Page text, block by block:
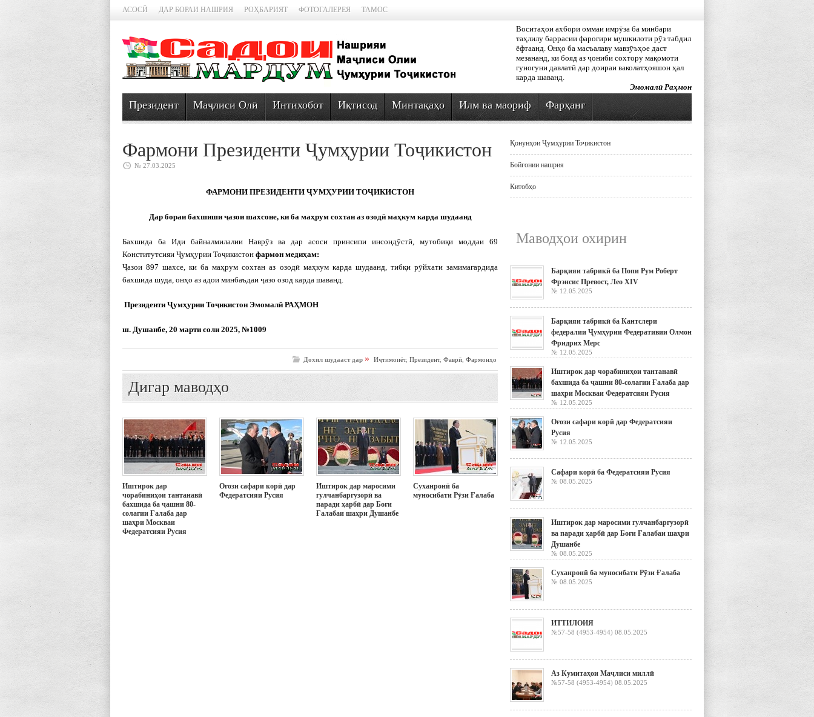
АСОСӢ ДАР БОРАИ НАШРИЯ РОҲБАРИЯТ ФОТОГАЛЕРЕЯ ТАМОС
Воситаҳои ахбори оммаи имрӯза ба минбари
таҳлилу баррасии фарогири мушкилоти рӯз табдил
ёфтаанд. Онҳо ба масъалаву мавзӯъҳое даст
мезананд, ки бояд аз ҷониби сохтору мақомоти
гуногуни давлатӣ дар доираи ваколатҳояшон ҳал
карда шаванд.
Эмомалӣ Раҳмон
Президент Маҷлиси Олӣ Интихобот Иқтисод Минтақаҳо Илм ва маориф Фарҳанг
Фармони Президенти Ҷумҳурии Тоҷикистон
№ 27.03.2025
ФАРМОНИ ПРЕЗИДЕНТИ ҶУМҲУРИИ ТОҶИКИСТОН
Дар бораи бахшиши ҷазои шахсоне, ки ба маҳрум сохтан аз озодӣ маҳкум карда шудаанд
Бахшида ба Иди байналмилалии Наврӯз ва дар асоси принсипи инсондӯстӣ, мутобиқи моддаи 69
Конститутсияи Ҷумҳурии Тоҷикистон фармон медиҳам:
Ҷазои 897 шахсе, ки ба маҳрум сохтан аз озодӣ маҳкум карда шудаанд, тибқи рӯйхати замимагардида
бахшида шуда, онҳо аз адои минбаъдаи ҷазо озод карда шаванд.
Президенти Ҷумҳурии Тоҷикистон Эмомалӣ РАҲМОН
ш. Душанбе, 20 марти соли 2025, №1009
Дохил шудааст дар » Иҷтимоиёт, Президент, Фаврӣ Фармонҳо
Дигар маводҳо
Иштирок дар
чорабиниҳои тантанавӣ
бахшида ба ҷашни 80-
солагии Ғалаба дар
шаҳри Москваи
Федератсияи Русия
Оғози сафари корӣ дар
Федератсияи Русия
Иштирок дар маросими
гулчанбаргузорӣ ва
паради ҳарбӣ дар Боғи
Ғалабаи шаҳри Душанбе
Суханронӣ ба
муносибати Рӯзи Ғалаба
Қонунҳои Ҷумҳурии Тоҷикистон
Бойгонии нашрия
Китобҳо
Маводҳои охирин
Барқияи табрикӣ ба Попи Рум Роберт
Фрэнсис Превост, Лео XIV
№ 12.05.2025
Барқияи табрикӣ ба Кантслери
федералии Ҷумҳурии Федеративии Олмон
Фридрих Мерс
№ 12.05.2025
Иштирок дар чорабиниҳои тантанавӣ
бахшида ба ҷашни 80-солагии Ғалаба дар
шаҳри Москваи Федератсияи Русия
№ 12.05.2025
Оғози сафари корӣ дар Федератсияи
Русия
№ 12.05.2025
Сафари корӣ ба Федератсияи Русия
№ 08.05.2025
Иштирок дар маросими гулчанбаргузорӣ
ва паради ҳарбӣ дар Боғи Ғалабаи шаҳри
Душанбе
№ 08.05.2025
Суханронӣ ба муносибати Рӯзи Ғалаба
№ 08.05.2025
ИТТИЛОИЯ
№57-58 (4953-4954) 08.05.2025
Аз Кумитаҳои Маҷлиси миллӣ
№57-58 (4953-4954) 08.05.2025